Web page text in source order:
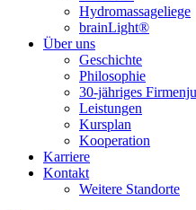
Hydromassageliege
brainLight®
Über uns
Geschichte
Philosophie
30-jähriges
Leistungen
Kursplan
Kooperation
Karriere
Kontakt
Weitere Standorte